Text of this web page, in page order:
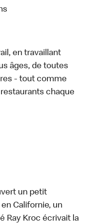
en travaillant
âges, de toutes
- tout comme
chaque
un petit
Californie, un
Ray Kroc écrivait la